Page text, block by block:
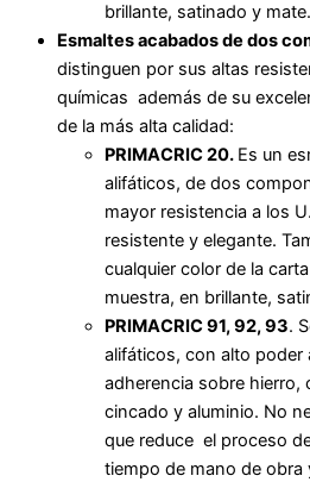
brillante, satinado y mate.
Esmaltes acabados de dos
distinguen por sus altas
químicas además de su
de la más alta calidad:
PRIMACRIC 20. Es un
alifáticos, de dos
mayor resistencia a los
resistente y elegante.
cualquier color de la
muestra, en brillante,
PRIMACRIC 91, 92, 93.
alifáticos, con alto
adherencia sobre hierro,
cincado y aluminio. No
que reduce el proceso
tiempo de mano de